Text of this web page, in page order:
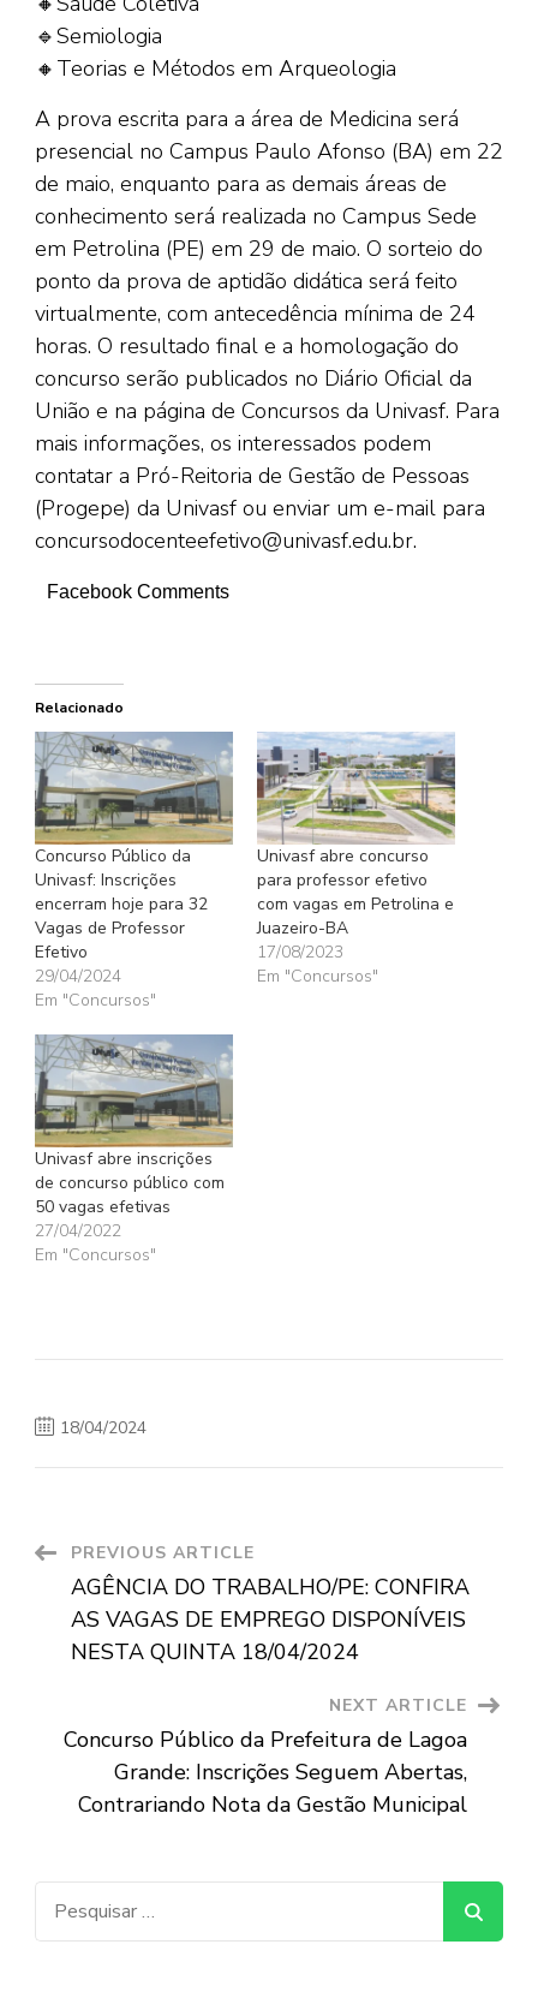
🔹Semiologia
🔸Teorias e Métodos em Arqueologia
A prova escrita para a área de Medicina será
presencial no Campus Paulo Afonso (BA) em 22
de maio, enquanto para as demais áreas de
conhecimento será realizada no Campus Sede
em Petrolina (PE) em 29 de maio. O sorteio do
ponto da prova de aptidão didática será feito
virtualmente, com antecedência mínima de 24
horas. O resultado final e a homologação do
concurso serão publicados no Diário Oficial da
União e na página de Concursos da Univasf. Para
mais informações, os interessados podem
contatar a Pró-Reitoria de Gestão de Pessoas
(Progepe) da Univasf ou enviar um e-mail para
concursodocenteefetivo@univasf.edu.br.
Facebook Comments
Relacionado
Concurso Público da
Univasf: Inscrições
encerram hoje para 32
Vagas de Professor
Efetivo
29/04/2024
Em "Concursos"
Univasf abre concurso
para professor efetivo
com vagas em Petrolina e
Juazeiro-BA
17/08/2023
Em "Concursos"
Univasf abre inscrições
de concurso público com
50 vagas efetivas
27/04/2022
Em "Concursos"
18/04/2024
Post
Navigation
PREVIOUS ARTICLE
AGÊNCIA DO TRABALHO/PE: CONFIRA
AS VAGAS DE EMPREGO DISPONÍVEIS
NESTA QUINTA 18/04/2024
NEXT ARTICLE
Concurso Público da Prefeitura de Lagoa
Grande: Inscrições Seguem Abertas,
Contrariando Nota da Gestão Municipal